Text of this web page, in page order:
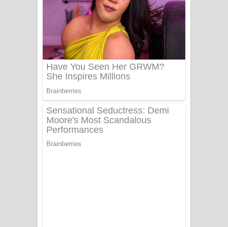
සෝසා ගීතයේ පද පෙළ
Heavy Weight Song Lyrics
Aye Lanweela Song Lyrics - ආයේ
ලංවීලා ගීතයේ පද පෙළ
Ala purannata Song Lyrics - ආල
පුරන්නට ගීතයේ පද පෙළ
FEVER DREAM Lyrics - Alex Warren